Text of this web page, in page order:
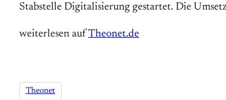
Stabstelle Digitalisierung gestartet. Die
weiterlesen auf Theonet.de
Theonet